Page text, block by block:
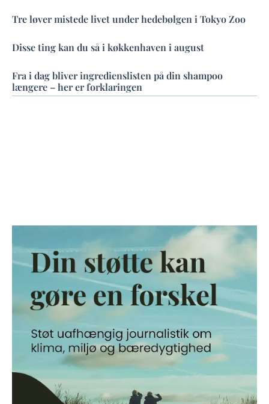
Tre løver mistede livet under hedebølgen i Tokyo Zoo
Disse ting kan du så i køkkenhaven i august
Fra i dag bliver ingredienslisten på din shampoo
længere – her er forklaringen